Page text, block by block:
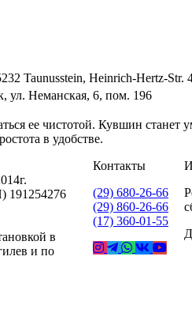
Taunusstein, Heinrich-Hertz-Str.
Неманская, 6, пом. 196
ее чистотой. Кувшин
в удобстве.
191254276
в
и по
Контакты
(29) 680-26-66
(29) 860-26-66
(17) 360-01-55